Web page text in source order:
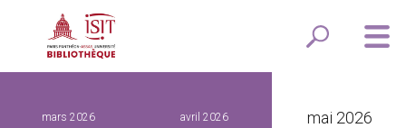
mars 2026 avril 2026 mai 2026